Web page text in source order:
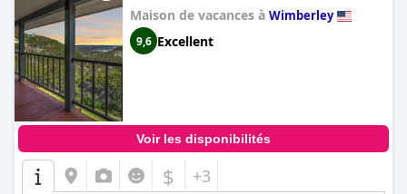
Maison de vacances à Wimberley
9,6 Excellent
Voir les disponibilités
$ +3